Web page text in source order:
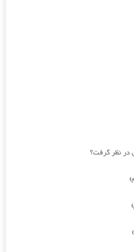
در نظر گرفت؟